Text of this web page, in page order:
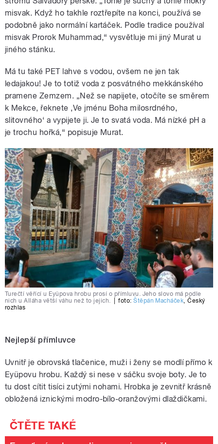
misvak. Když ho takhle roztřepíte na konci, používá se
podobně jako normální kartáček. Podle tradice používal
misvak Prorok Muhammad,“ vysvětluje mi jiný Murat u
jiného stánku.
Má tu také PET lahve s vodou, ovšem ne jen tak
ledajakou! Je to totiž voda z posvátného mekkánského
pramene Zemzem. „Než se napijete, otočíte se směrem
k Mekce, řeknete ‚Ve jménu Boha milosrdného,
slitovného‘ a vypijete ji. Je to svatá voda. Má nízké pH a
je trochu hořká,“ popisuje Murat.
Turečtí věřící u Eyüpova hrobu prosí o přímluvu. Jeho slovo má podle
nich u Alláha větší váhu než to jejich.
foto:Štěpán Macháček ,Český
rozhlas
Nejlepší přímluvce
Uvnitř je obrovská tlačenice, muži i ženy se modlí přímo k
Eyüpovu hrobu. Každý si nese v sáčku svoje boty. Je to
tu dost cítit tisíci zutými nohami. Hrobka je zevnitř krásně
obložená iznickými modro-bílo-oranžovými dlaždičkami.